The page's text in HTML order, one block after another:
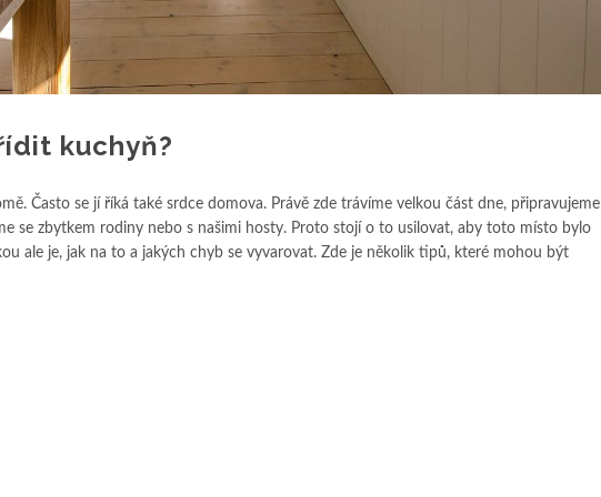
kuchyň?
Často se jí říká také srdce domova. Právě zde trávíme velkou část dne, připravujeme
se zbytkem rodiny nebo s našimi hosty. Proto stojí o to usilovat, aby toto místo bylo
ale je, jak na to a jakých chyb se vyvarovat. Zde je několik tipů, které mohou být